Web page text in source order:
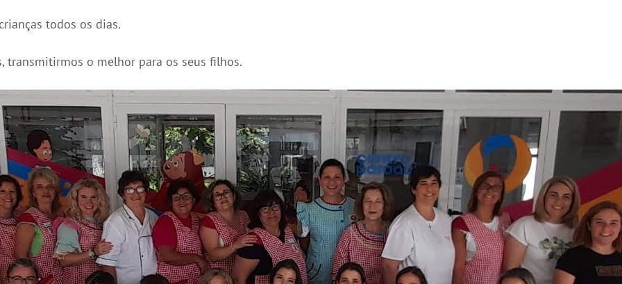
todos os dias.
transmitirmos o melhor para os seus filhos.